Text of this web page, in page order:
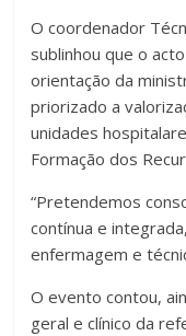
O coordenador
sublinhou que o
orientação da
priorizado a
unidades
Formação dos
“Pretendemos
contínua e
enfermagem e
O evento contou,
geral e clínico da